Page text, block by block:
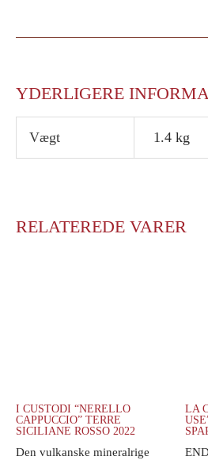
YDERLIGERE
Vægt 1.4 kg
RELATEREDE VARER
I CUSTODI “NERELLO
CAPPUCCIO” TERRE
SICILIANE ROSSO 2022
Den vulkanske mineralrige
LA